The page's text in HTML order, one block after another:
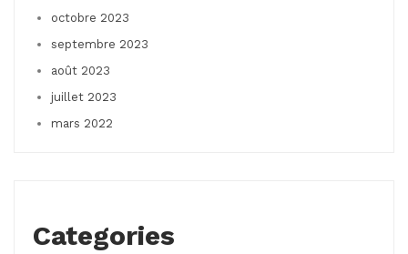
octobre 2023
septembre 2023
août 2023
juillet 2023
mars 2022
Categories